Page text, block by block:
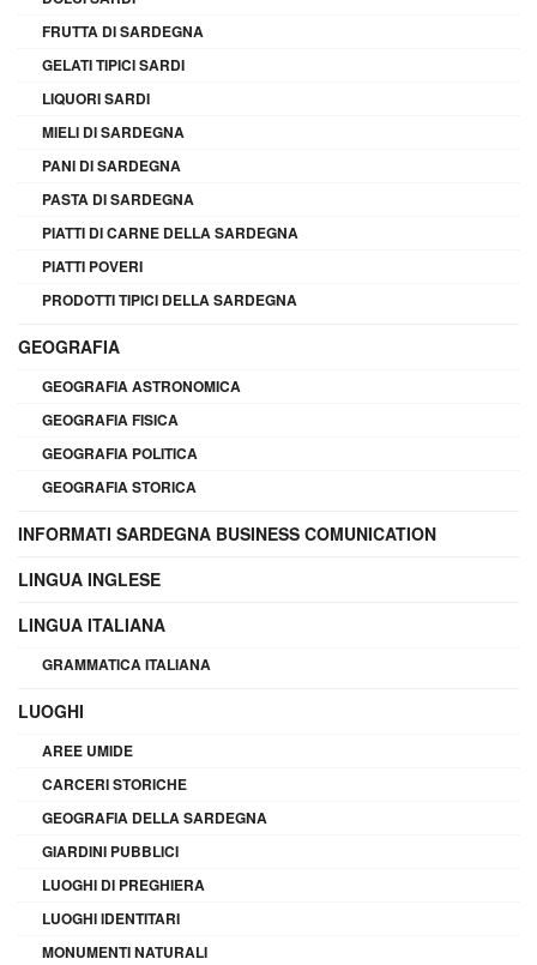
FRUTTA DI SARDEGNA
GELATI TIPICI SARDI
LIQUORI SARDI
MIELI DI SARDEGNA
PANI DI SARDEGNA
PASTA DI SARDEGNA
PIATTI DI CARNE DELLA SARDEGNA
PIATTI POVERI
PRODOTTI TIPICI DELLA SARDEGNA
GEOGRAFIA
GEOGRAFIA ASTRONOMICA
GEOGRAFIA FISICA
GEOGRAFIA POLITICA
GEOGRAFIA STORICA
INFORMATI SARDEGNA BUSINESS COMUNICATION
LINGUA INGLESE
LINGUA ITALIANA
GRAMMATICA ITALIANA
LUOGHI
AREE UMIDE
CARCERI STORICHE
GEOGRAFIA DELLA SARDEGNA
GIARDINI PUBBLICI
LUOGHI DI PREGHIERA
LUOGHI IDENTITARI
MONUMENTI NATURALI